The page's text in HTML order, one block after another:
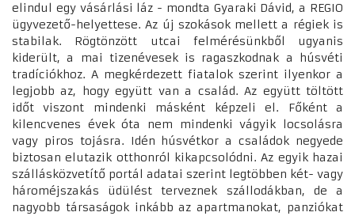
elindul egy vásárlási láz - mondta Gyaraki Dávid, a REGIO
ügyvezető-helyettese. Az új szokások mellett a régiek is
stabilak. Rögtönzött utcai felmérésünkből ugyanis
kiderült, a mai tizenévesek is ragaszkodnak a húsvéti
tradíciókhoz. A megkérdezett fiatalok szerint ilyenkor a
legjobb az, hogy együtt van a család. Az együtt töltött
időt viszont mindenki másként képzeli el. Főként a
kilencvenes évek óta nem mindenki vágyik locsolásra
vagy piros tojásra. Idén húsvétkor a családok negyede
biztosan elutazik otthonról kikapcsolódni. Az egyik hazai
szállásközvetítő portál adatai szerint legtöbben két- vagy
hároméjszakás üdülést terveznek szállodákban, de a
nagyobb társaságok inkább az apartmanokat, panziókat